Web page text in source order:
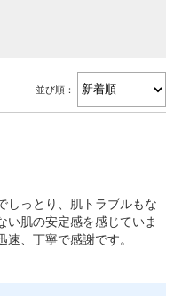
並び順：
しっとり、肌トラブルもな
い肌の安定感を感じていま
、丁寧で感謝です。